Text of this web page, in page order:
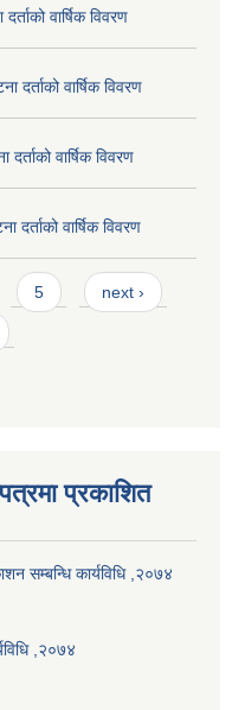
वार्षिक विवरण
दर्ताको वार्षिक विवरण
वार्षिक विवरण
दर्ताको वार्षिक विवरण
5 next ›
प्रकाशित
सम्बन्धि कार्यविधि ,२०७४
,२०७४